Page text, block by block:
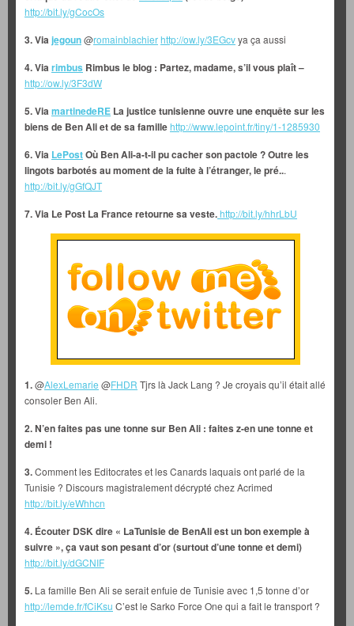
http://bit.ly/gCocOs
3. Viajegoun@romainblachierhttp://ow.ly/3EGcvya ça aussi
4. Viarimbus Rimbus le blog : Partez, madame, s’il vous plaît –
http://ow.ly/3F3dW
5. ViamartinedeRE La justice tunisienne ouvre une enquête sur les
biens de Ben Ali et de sa famillehttp://www.lepoint.fr/tiny/1-1285930
6. Via LePostOù Ben Ali-a-t-il pu cacher son pactole ? Outre les
lingots barbotés au moment de la fuite à l’étranger, le pré...
http://bit.ly/gGfQJT
7. Via Le Post La France retourne sa veste.http://bit.ly/hhrLbU
1.@AlexLemarie @FHDR Tjrs là Jack Lang ? Je croyais qu’il était allé
consoler Ben Ali.
2.N’en faites pas une tonne sur Ben Ali : faites z-en une tonne et
demi !
3.Comment les Editocrates et les Canards laquais ont parlé de la
Tunisie ? Discours magistralement décrypté chez Acrimed
http://bit.ly/eWhhcn
4. Écouter DSK dire « LaTunisie de BenAli est un bon exemple à
suivre », ça vaut son pesant d’or (surtout d’une tonne et demi)
http://bit.ly/dGCNIF
5. La famille Ben Ali se serait enfuie de Tunisie avec 1,5 tonne d’or
http://lemde.fr/fCiKsu C’est le Sarko Force One qui a fait le transport ?